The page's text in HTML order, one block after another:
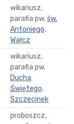
wikariusz,
parafia pw. św.
Antoniego,
Wałcz
wikariusz,
parafia pw.
Ducha
Świętego,
Szczecinek
proboszcz,